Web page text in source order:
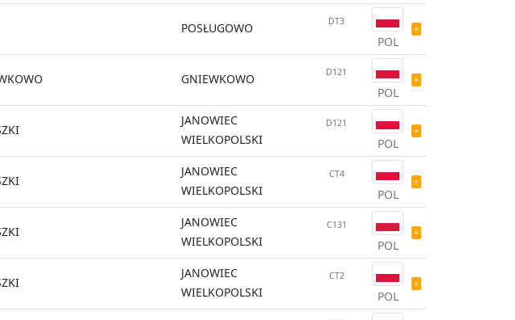
POSŁUGOWO DT3
POL
GNIEWKOWO D121
POL
JANOWIEC
WIELKOPOLSKI
D121
POL
JANOWIEC
WIELKOPOLSKI
CT4
POL
JANOWIEC
WIELKOPOLSKI
C131
POL
JANOWIEC
WIELKOPOLSKI
CT2
POL